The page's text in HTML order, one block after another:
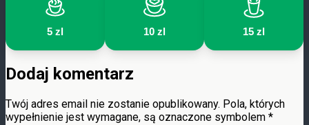
5 zl 10 zl 15 zl
Dodaj komentarz
Twój adres email nie zostanie opublikowany. Pola, których
wypełnienie jest wymagane, są oznaczone symbolem *